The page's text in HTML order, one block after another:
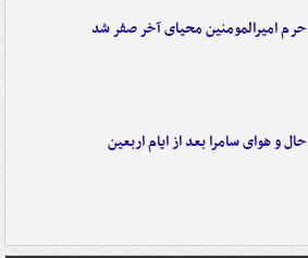
حرم امیرالمومنین محیای آخر صفر شد
حال و هوای سامرا بعد از ایام اربعین